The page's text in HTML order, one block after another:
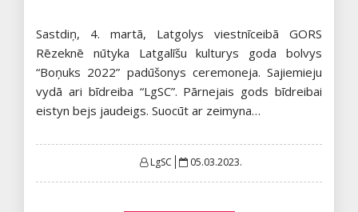
Sastdiņ, 4. martā, Latgolys viestnīceibā GORS
Rēzeknē nūtyka Latgalīšu kulturys goda bolvys
“Boņuks 2022” padūšonys ceremoneja. Sajiemieju
vydā ari bīdreiba “LgSC”. Pārnejais gods bīdreibai
eistyn bejs jaudeigs. Suocūt ar zeimyna…
LgSC
Posted
05.03.2023.